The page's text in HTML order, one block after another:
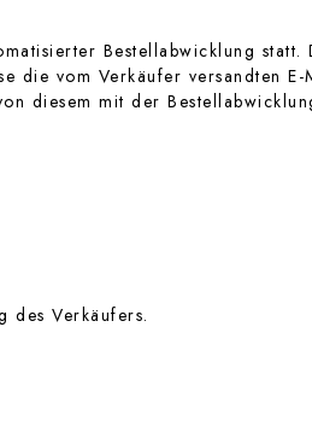
Bestellabwicklung
vom Verkäufer versandten
diesem mit der
des Verkäufers.